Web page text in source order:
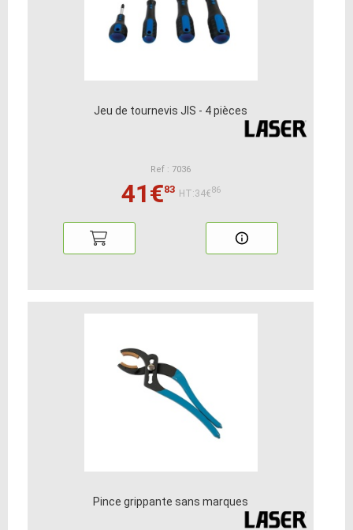
Jeu de tournevis JIS - 4 pièces
Ref : 7036
41€83 HT:34€86
Pince grippante sans marques